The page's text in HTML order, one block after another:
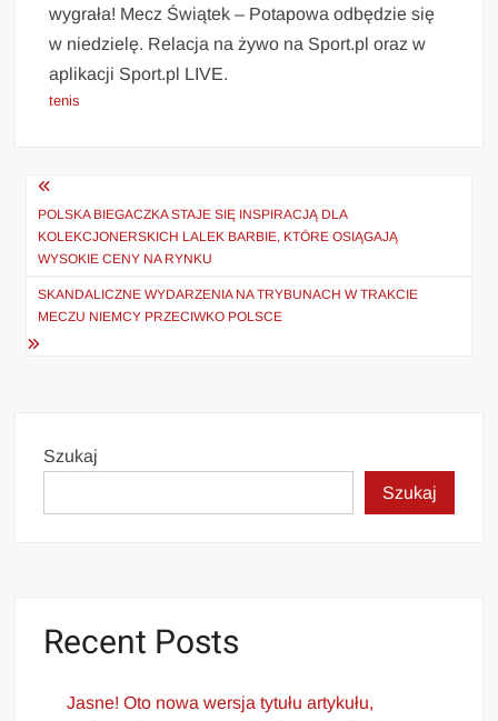
wygrała! Mecz Świątek – Potapowa odbędzie się
w niedzielę. Relacja na żywo na Sport.pl oraz w
aplikacji Sport.pl LIVE.
tenis
Nawigacja
wpisu
POLSKA BIEGACZKA STAJE SIĘ INSPIRACJĄ DLA
KOLEKCJONERSKICH LALEK BARBIE, KTÓRE OSIĄGAJĄ
WYSOKIE CENY NA RYNKU
SKANDALICZNE WYDARZENIA NA TRYBUNACH W TRAKCIE
MECZU NIEMCY PRZECIWKO POLSCE
Szukaj
Szukaj
Recent Posts
Jasne! Oto nowa wersja tytułu artykułu,